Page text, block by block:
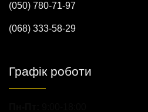
(050) 780-71-97
(068) 333-58-29
Графік роботи